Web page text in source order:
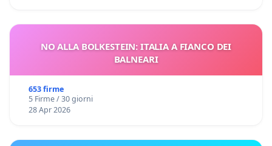
NO ALLA BOLKESTEIN: ITALIA A FIANCO DEI
BALNEARI
653 firme
5 Firme / 30 giorni
28 Apr 2026